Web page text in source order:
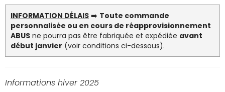
INFORMATION DÉLAIS ➡️ Toute commande
personnalisée ou en cours de réapprovisionnement
ABUS ne pourra pas être fabriquée et expédiée avant
début janvier (voir conditions ci-dessous).
Informations hiver 2025